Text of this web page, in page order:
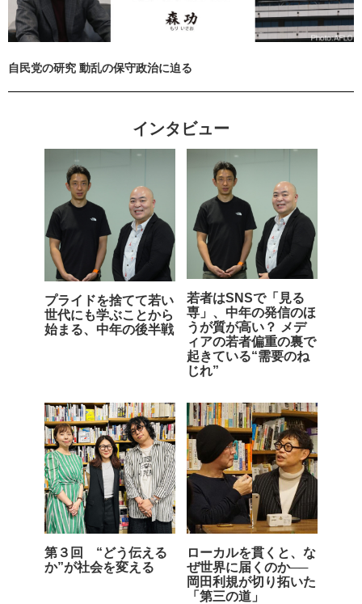
自民党の研究 動乱の保守政治に迫る
インタビュー
プライドを捨てて若い
世代にも学ぶことから
始まる、中年の後半戦
若者はSNSで「見る
専」、中年の発信のほ
うが質が高い？ メデ
ィアの若者偏重の裏で
起きている“需要のね
じれ”
第３回 “どう伝える
か”が社会を変える
ローカルを貫くと、な
ぜ世界に届くのか──
岡田利規が切り拓いた
「第三の道」